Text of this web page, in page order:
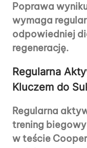
Poprawa
wymaga
odpowiedniej
regenerację.
Regularna
Kluczem do
Regularna
trening
w teście